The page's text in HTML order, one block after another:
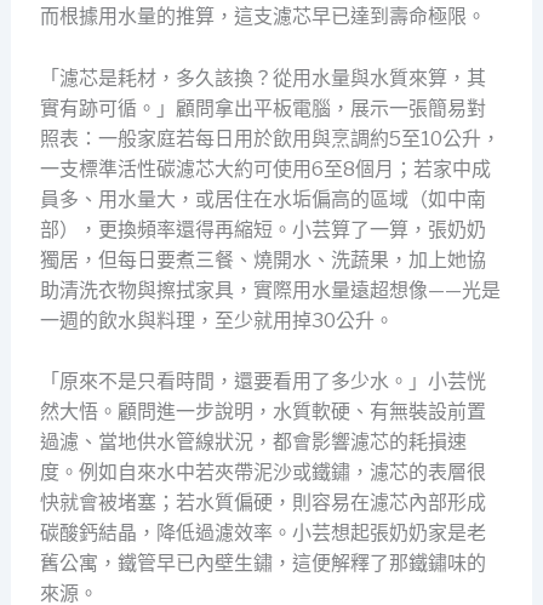
而根據用水量的推算，這支濾芯早已達到壽命極限。
「濾芯是耗材，多久該換？從用水量與水質來算，其
實有跡可循。」顧問拿出平板電腦，展示一張簡易對
照表：一般家庭若每日用於飲用與烹調約5至10公升，
一支標準活性碳濾芯大約可使用6至8個月；若家中成
員多、用水量大，或居住在水垢偏高的區域（如中南
部），更換頻率還得再縮短。小芸算了一算，張奶奶
獨居，但每日要煮三餐、燒開水、洗蔬果，加上她協
助清洗衣物與擦拭家具，實際用水量遠超想像——光是
一週的飲水與料理，至少就用掉30公升。
「原來不是只看時間，還要看用了多少水。」小芸恍
然大悟。顧問進一步說明，水質軟硬、有無裝設前置
過濾、當地供水管線狀況，都會影響濾芯的耗損速
度。例如自來水中若夾帶泥沙或鐵鏽，濾芯的表層很
快就會被堵塞；若水質偏硬，則容易在濾芯內部形成
碳酸鈣結晶，降低過濾效率。小芸想起張奶奶家是老
舊公寓，鐵管早已內壁生鏽，這便解釋了那鐵鏽味的
來源。